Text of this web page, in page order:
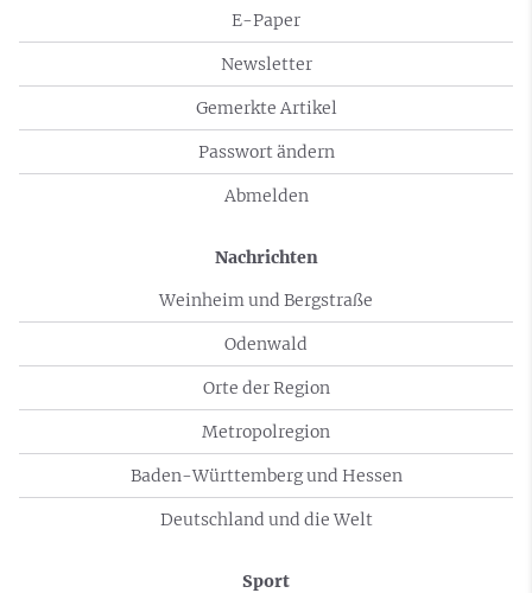
E-Paper
Newsletter
Gemerkte Artikel
Passwort ändern
Abmelden
Nachrichten
Weinheim und Bergstraße
Odenwald
Orte der Region
Metropolregion
Baden-Württemberg und Hessen
Deutschland und die Welt
Sport